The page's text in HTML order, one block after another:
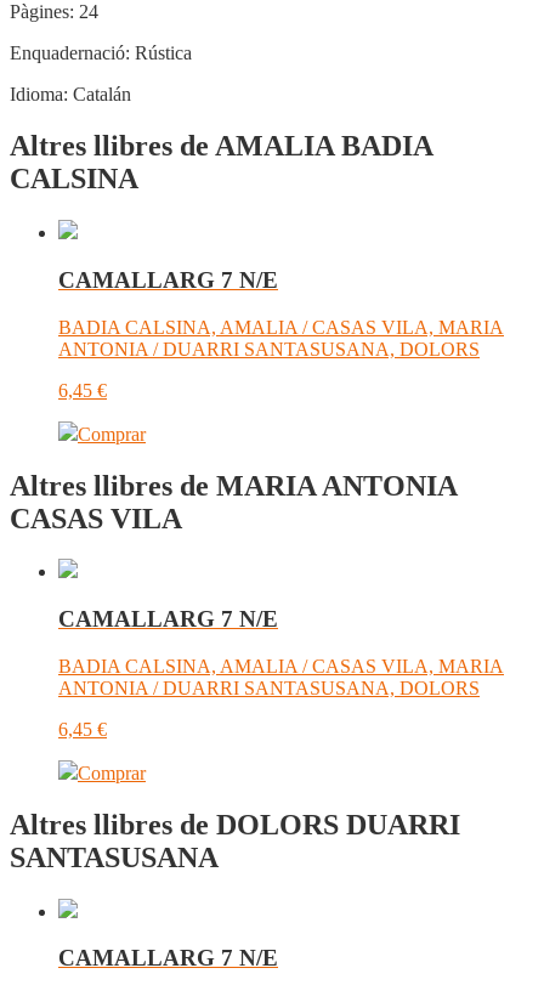
Pàgines: 24
Enquadernació: Rústica
Idioma: Catalán
Altres llibres de AMALIA BADIA
CALSINA
CAMALLARG 7 N/E
BADIA CALSINA, AMALIA / CASAS VILA, MARIA
ANTONIA / DUARRI SANTASUSANA, DOLORS
6,45 €
Comprar
Altres llibres de MARIA ANTONIA
CASAS VILA
CAMALLARG 7 N/E
BADIA CALSINA, AMALIA / CASAS VILA, MARIA
ANTONIA / DUARRI SANTASUSANA, DOLORS
6,45 €
Comprar
Altres llibres de DOLORS DUARRI
SANTASUSANA
CAMALLARG 7 N/E